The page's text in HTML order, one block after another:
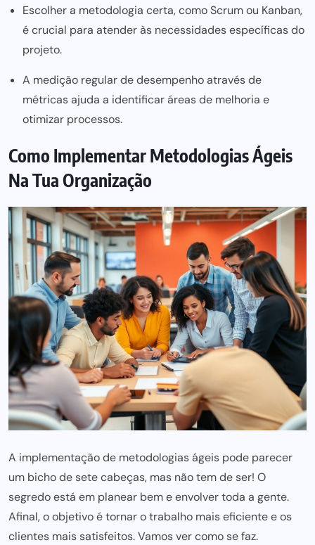
Escolher a metodologia certa, como Scrum ou Kanban,
é crucial para atender às necessidades específicas do
projeto.
A medição regular de desempenho através de
métricas ajuda a identificar áreas de melhoria e
otimizar processos.
Como Implementar Metodologias Ágeis
Na Tua Organização
A implementação de metodologias ágeis pode parecer
um bicho de sete cabeças, mas não tem de ser! O
segredo está em planear bem e envolver toda a gente.
Afinal, o objetivo é tornar otrabalho mais eficientee os
clientes mais satisfeitos. Vamos ver como se faz.